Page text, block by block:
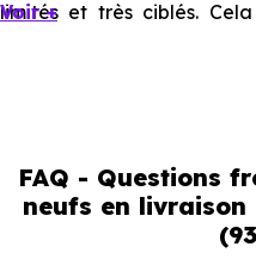
limités et très ciblés.
pouvez
logement
Voir +
FAQ - Questions
neufs en